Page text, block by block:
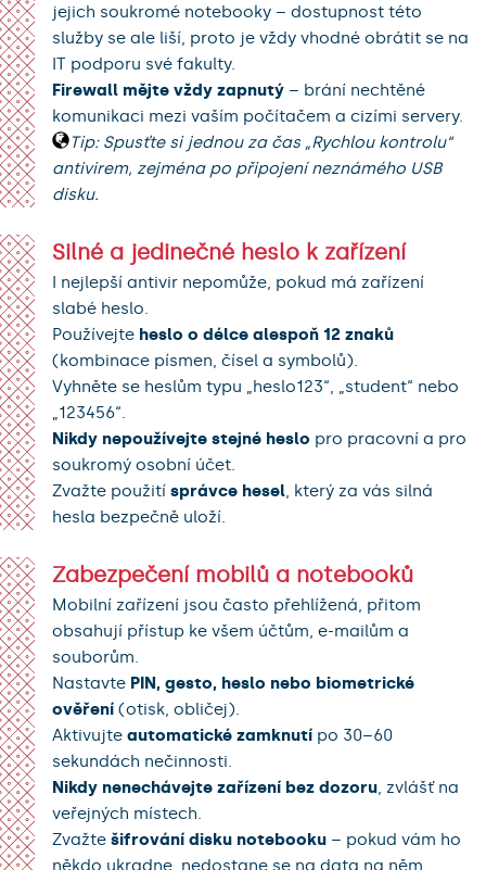
jejich soukromé notebooky – dostupnost této
služby se ale liší, proto je vždy vhodné obrátit se na
IT podporu své fakulty.
Firewall mějte vždy zapnutý – brání nechtěné
komunikaci mezi vaším počítačem a cizími servery.
Tip: Spusťte si jednou za čas „Rychlou kontrolu“
antivirem, zejména po připojení neznámého USB
disku.
Silné a jedinečné heslo k zařízení
I nejlepší antivir nepomůže, pokud má zařízení
slabé heslo.
Používejte heslo o délce alespoň 12 znaků
(kombinace písmen, čísel a symbolů).
Vyhněte se heslům typu „heslo123“, „student“ nebo
„123456“.
Nikdy nepoužívejte stejné heslo pro pracovní a pro
soukromý osobní účet.
Zvažte použití správce hesel , který za vás silná
hesla bezpečně uloží.
Zabezpečení mobilů a notebooků
Mobilní zařízení jsou často přehlížená, přitom
obsahují přístup ke všem účtům, e-mailům a
souborům.
Nastavte PIN, gesto, heslo nebo biometrické
ověření (otisk, obličej).
Aktivujte automatické zamknutí po 30–60
sekundách nečinnosti.
Nikdy nenechávejte zařízení bez dozoru , zvlášť na
veřejných místech.
Zvažte šifrování disku notebooku – pokud vám ho
někdo ukradne, nedostane se na data na něm